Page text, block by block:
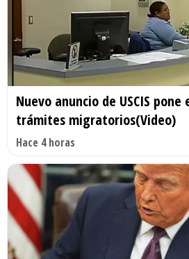
Nuevo anuncio de USCIS
trámites migratorios(Video)
Hace 4 horas